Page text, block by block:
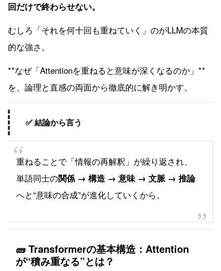
回だけで終わらせない。
むしろ「それを何十回も重ねていく」のがLLMの本質
的な強さ。
**なぜ「Attentionを重ねると意味が深くなるのか」**
を、論理と直感の両面から徹底的に解き明かす。
✅ 結論から言う
重ねることで「情報の再解釈」が繰り返され、
単語同士の関係 → 構造 → 意味 → 文脈 → 推論
へと“意味の合成”が進化していくから。
🧱 Transformerの基本構造：Attention
が“積み重なる”とは？